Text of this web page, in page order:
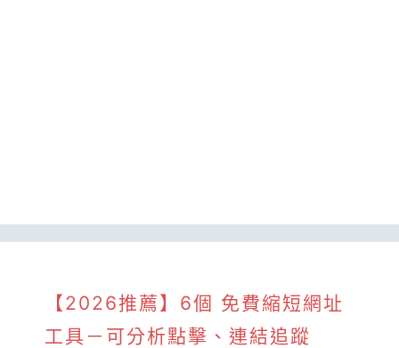
【2026推薦】6個 免費縮短網址
工具－可分析點擊、連結追蹤